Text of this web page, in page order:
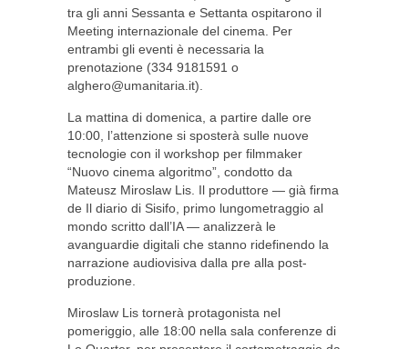
tra gli anni Sessanta e Settanta ospitarono il
Meeting internazionale del cinema. Per
entrambi gli eventi è necessaria la
prenotazione (334 9181591 o
alghero@umanitaria.it).
La mattina di domenica, a partire dalle ore
10:00, l’attenzione si sposterà sulle nuove
tecnologie con il workshop per filmmaker
“Nuovo cinema algoritmo”, condotto da
Mateusz Miroslaw Lis. Il produttore — già firma
de Il diario di Sisifo, primo lungometraggio al
mondo scritto dall’IA — analizzerà le
avanguardie digitali che stanno ridefinendo la
narrazione audiovisiva dalla pre alla post-
produzione.
Miroslaw Lis tornerà protagonista nel
pomeriggio, alle 18:00 nella sala conferenze di